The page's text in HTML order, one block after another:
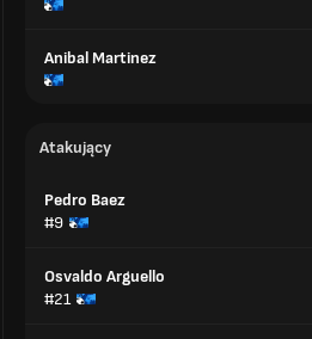
Anibal Martinez
Atakujący
Pedro Baez
#9
Osvaldo Arguello
#21